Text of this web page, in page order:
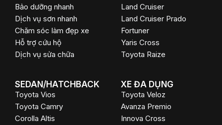
Bảo dưỡng nhanh
Dịch vụ sơn nhanh
Chăm sóc làm đẹp xe
Hỗ trợ cứu hộ
Dịch vụ sửa chữa
Land Cruiser
Land Cruiser Prado
Fortuner
Yaris Cross
Toyota Raize
SEDAN/HATCHBACK
Toyota Vios
Toyota Camry
Corolla Altis
XE ĐA DỤNG
Toyota Veloz
Avanza Premio
Innova Cross